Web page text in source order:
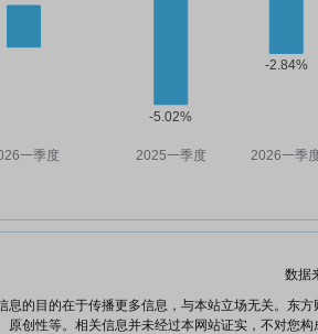
数据
息的目的在于传播更多信息，与本站立场无关。东
原创性等。相关信息并未经过本网站证实，不对您